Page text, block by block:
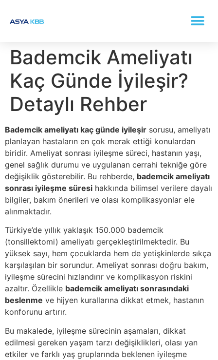
Bademcik Ameliyatı
Kaç Günde İyileşir?
Detaylı Rehber
Bademcik ameliyatı kaç günde iyileşir sorusu, ameliyatı
planlayan hastaların en çok merak ettiği konulardan
biridir. Ameliyat sonrası iyileşme süreci, hastanın yaşı,
genel sağlık durumu ve uygulanan cerrahi tekniğe göre
değişiklik gösterebilir. Bu rehberde, bademcik ameliyatı
sonrası iyileşme süresi hakkında bilimsel verilere dayalı
bilgiler, bakım önerileri ve olası komplikasyonlar ele
alınmaktadır.
Türkiye’de yıllık yaklaşık 150.000 bademcik
(tonsillektomi) ameliyatı gerçekleştirilmektedir. Bu
yüksek sayı, hem çocuklarda hem de yetişkinlerde sıkça
karşılaşılan bir sorundur. Ameliyat sonrası doğru bakım,
iyileşme sürecini hızlandırır ve komplikasyon riskini
azaltır. Özellikle bademcik ameliyatı sonrasındaki
beslenme ve hijyen kurallarına dikkat etmek, hastanın
konforunu artırır.
Bu makalede, iyileşme sürecinin aşamaları, dikkat
edilmesi gereken yaşam tarzı değişiklikleri, olası yan
etkiler ve farklı yaş gruplarında beklenen iyileşme